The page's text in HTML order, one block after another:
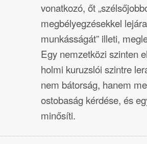
vonatkozó, őt
megbélyegzésekkel
munkásságát” illeti,
Egy nemzetközi szinten
holmi kuruzslói szintre
nem bátorság, hanem
ostobaság kérdése, és
minősíti.